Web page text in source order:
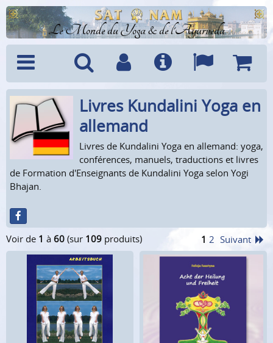
Le Monde du Yoga & de l'Ayurveda
Menu Recherche
CompteInfo LanguesPanier
Livres Kundalini Yoga en
allemand
Livres de Kundalini Yoga en allemand: yoga,
conférences, manuels, traductions et livres
de Formation d'Enseignants de Kundalini Yoga selon Yogi
Bhajan.
Voir de 1 à 60 (sur 109 produits) 1 2 Suivant